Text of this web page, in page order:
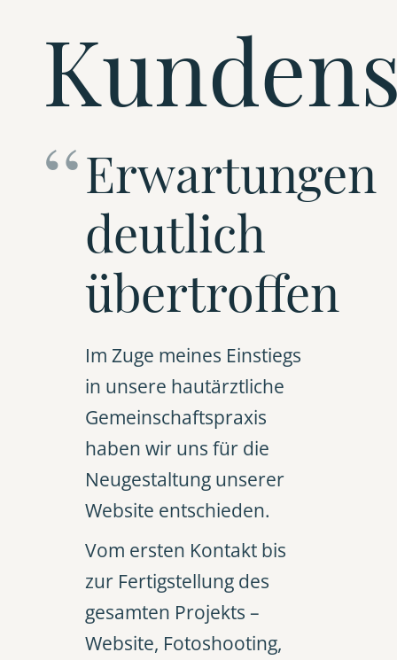
Erwartungen
deutlich
übertroffen
Im Zuge meines Einstiegs
in unsere hautärztliche
Gemeinschaftspraxis
haben wir uns für die
Neugestaltung unserer
Website entschieden.
Vom ersten Kontakt bis
zur Fertigstellung des
gesamten Projekts –
Website, Fotoshooting,